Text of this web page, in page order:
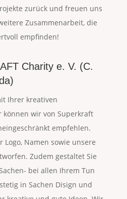
zurück und freuen uns
Zusammenarbeit, die
empfinden!
Charity e. V. (C.
Ihrer kreativen
können wir von Superkraft
empfehlen.
Logo, Namen sowie unsere
Zudem gestaltet Sie
bei allen Ihrem Tun
in Sachen Disign und